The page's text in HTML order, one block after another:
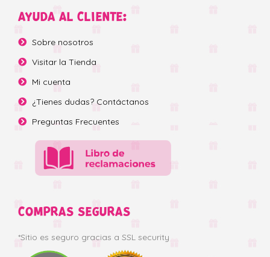
AYUDA AL CLIENTE:
Sobre nosotros
Visitar la Tienda
Mi cuenta
¿Tienes dudas? Contáctanos
Preguntas Frecuentes
COMPRAS SEGURAS
*Sitio es seguro gracias a SSL security